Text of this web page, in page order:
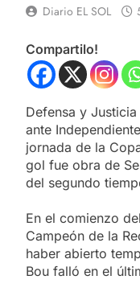
Diario EL SOL
Compartilo!
Defensa y
ante
jornada de la
gol fue obra de
del segundo
En el comienzo
Campeón de la
haber abierto
Bou falló en el